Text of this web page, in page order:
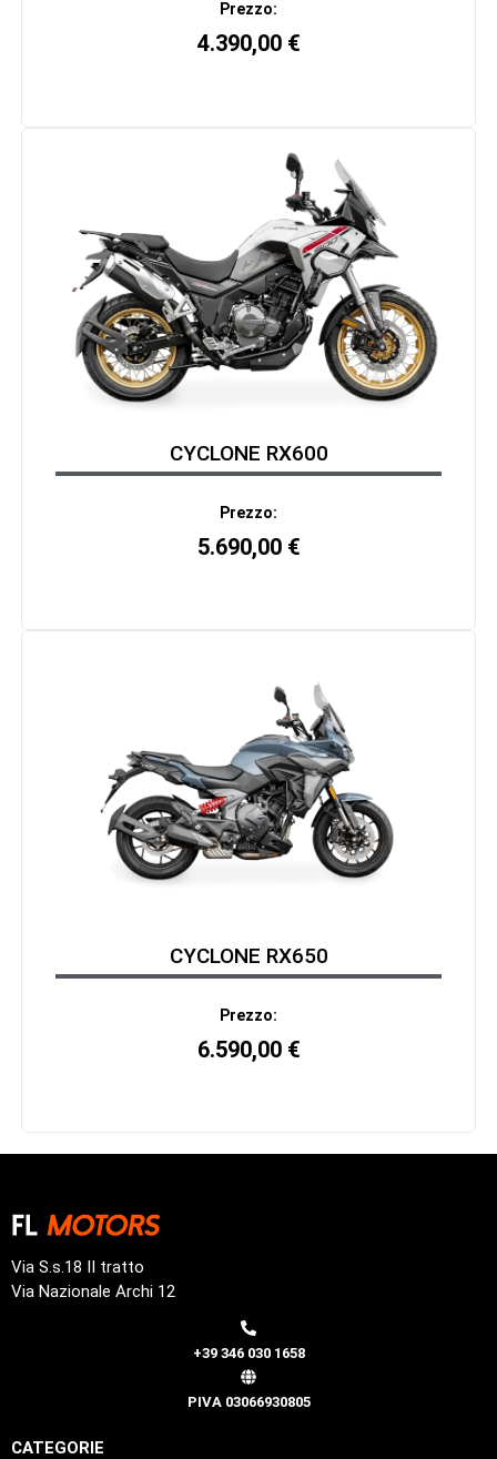
Prezzo:
4.390,00 €
CYCLONE RX600
Prezzo:
5.690,00 €
CYCLONE RX650
Prezzo:
6.590,00 €
Via S.s.18 II tratto
Via Nazionale Archi 12
+39 346 030 1658
PIVA 03066930805
CATEGORIE